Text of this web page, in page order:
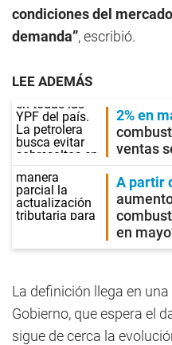
condiciones del
demanda”, escribió.
LEE ADEMÁS
2% en
ventas
A partir
en
La definición llega en
Gobierno, que espera el
sigue de cerca la